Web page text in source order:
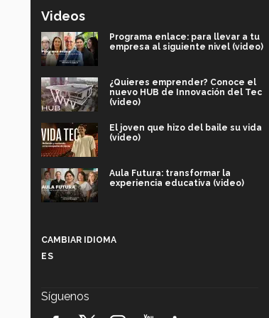
Videos
Programa enlace: para llevar a tu
empresa al siguiente nivel (video)
¿Quieres emprender? Conoce el
nuevo HUB de Innovación del Tec
(video)
El joven que hizo del baile su vida
(video)
Aula Futura: transformar la
experiencia educativa (video)
CAMBIAR IDIOMA
ES
Síguenos